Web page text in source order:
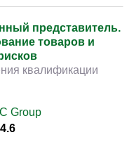
представитель.
товаров и
квалификации
Group
4.6